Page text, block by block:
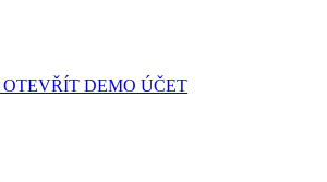
OTEVŘÍT DEMO ÚČET